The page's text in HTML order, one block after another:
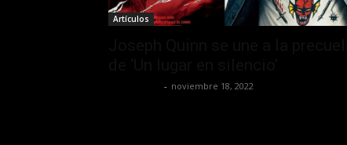
Artículos
- noviembre 18, 2022